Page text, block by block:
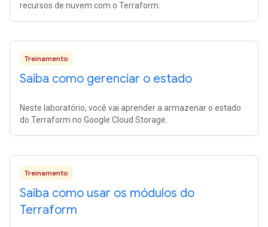
recursos de nuvem com o Terraform.
Treinamento
Saiba como gerenciar o estado
Neste laboratório, você vai aprender a armazenar o estado
do Terraform no Google Cloud Storage.
Treinamento
Saiba como usar os módulos do
Terraform